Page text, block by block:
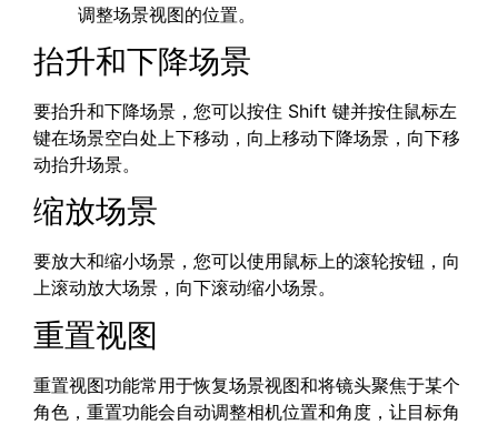
调整场景视图的位置。
抬升和下降场景
要抬升和下降场景，您可以按住 Shift 键并按住鼠标左
键在场景空白处上下移动，向上移动下降场景，向下移
动抬升场景。
缩放场景
要放大和缩小场景，您可以使用鼠标上的滚轮按钮，向
上滚动放大场景，向下滚动缩小场景。
重置视图
重置视图功能常用于恢复场景视图和将镜头聚焦于某个
角色，重置功能会自动调整相机位置和角度，让目标角